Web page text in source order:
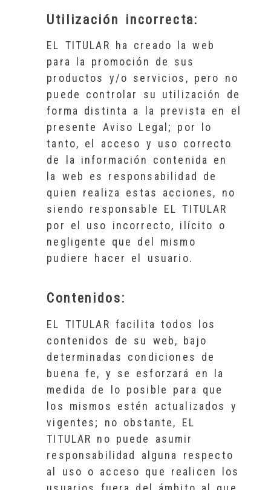
Utilización incorrecta:
EL TITULAR ha creado la web
para la promoción de sus
productos y/o servicios, pero no
puede controlar su utilización de
forma distinta a la prevista en el
presente Aviso Legal; por lo
tanto, el acceso y uso correcto
de la información contenida en
la web es responsabilidad de
quien realiza estas acciones, no
siendo responsable EL TITULAR
por el uso incorrecto, ilícito o
negligente que del mismo
pudiere hacer el usuario.
Contenidos:
EL TITULAR facilita todos los
contenidos de su web, bajo
determinadas condiciones de
buena fe, y se esforzará en la
medida de lo posible para que
los mismos estén actualizados y
vigentes; no obstante, EL
TITULAR no puede asumir
responsabilidad alguna respecto
al uso o acceso que realicen los